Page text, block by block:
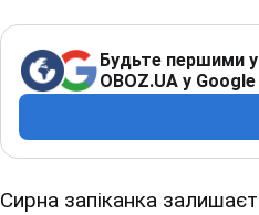
Будьте першими
OBOZ.UA у Google
Сирна запіканка